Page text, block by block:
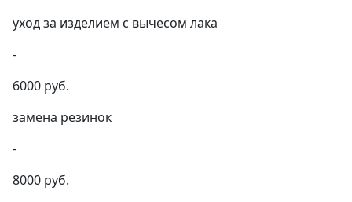
уход за изделием с вычесом лака
-
6000 руб.
замена резинок
-
8000 руб.